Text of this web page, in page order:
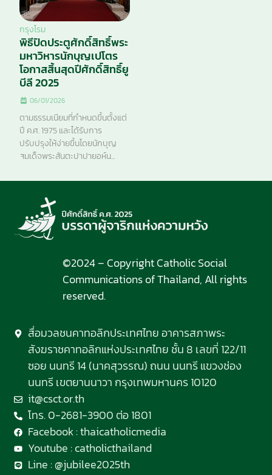
กรุงโรม
พิธีปิดประตูศักดิ์สิทธิ์พระ
มหาวิหารนักบุญเปโตร
โอกาสสิ้นสุดปีศักดิ์สิทธิ์ยู
บีลี 2025
06/01/2026
ตามธรรมเนียมที่กำหนดขึ้นตั้งแต่
ปี ค.ศ. 1975 และได้รับการ
ปรับปรุงให้ง่ายขึ้นโดยนักบุญ
สมเด็จพระสันตะปาปายอห์น...
©2024 – Copyright Catholic Social
Communications of Thailand, All rights
reserved.
สื่อมวลชนคาทอลิกประเทศไทย อาคารสภาพระ
สังฆราชคาทอลิกแห่งประเทศไทย ชั้น 8 เลขที่ 122/11
ซอย นนทรี 14 (นาคสุวรรณ) ถนน นนทรี แขวงช่อง
นนทรี เขตยานนาวา กรุงเทพมหานคร 10120
it@csct.or.th
โทร. 0-2681-3900 ต่อ 1801
Facebook : thaicatholicmedia
Youtube : catholicthailand
Line : @jubilee2025th